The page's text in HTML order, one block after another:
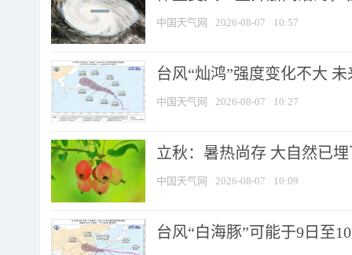
中国天气网 2026-08-07 10:57
台风“灿鸿”强度变化不大
中国天气网 2026-08-07 10:27
立秋：暑热尚存 大自然已
中国天气网 2026-08-07 10:09
台风“白海豚”可能于9日至